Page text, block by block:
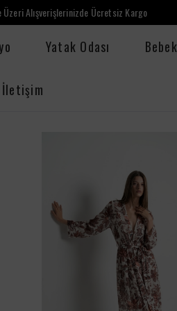
Üzeri Alışverişlerinizde Ücretsiz Kargo
Yatak Odası
İletişim